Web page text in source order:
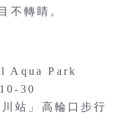
不轉睛。
Aqua Park
30
站」高輪口步行